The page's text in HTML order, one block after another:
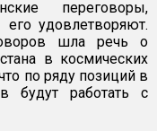
переговоры,
удовлетворяют.
шла речь о
в космических
по ряду позиций в
будут работать с